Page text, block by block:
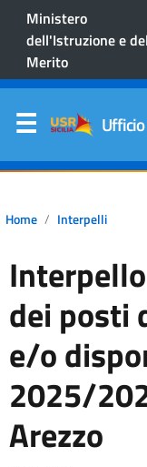
Ministero
dell'Istruzione e del
Merito
Home Interpelli
dei posti
e/o
2025/
Arezzo